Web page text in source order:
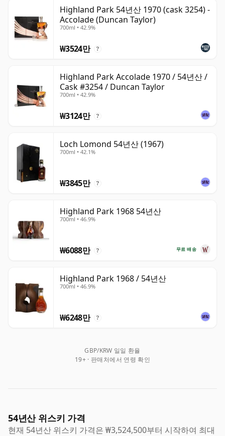
Highland Park 54년산 1970 (cask 3254) -
Accolade (Duncan Taylor)
700ml • 42.9%
₩3524만 ?
Highland Park Accolade 1970 / 54년산 /
Cask #3254 / Duncan Taylor
700ml • 42.9%
₩3124만 ?
Loch Lomond 54년산 (1967)
700ml • 42.1%
₩3845만 ?
Highland Park 1968 54년산
700ml • 46.9%
무료 배송
₩6088만 ?
Highland Park 1968 / 54년산
700ml • 46.9%
₩6248만 ?
GBP/KRW 일일 환율
19+ · 판매처에서 연령 확인
54년산 위스키 가격
현재 54년산 위스키 가격은 ₩3,524,500부터 시작하여 최대